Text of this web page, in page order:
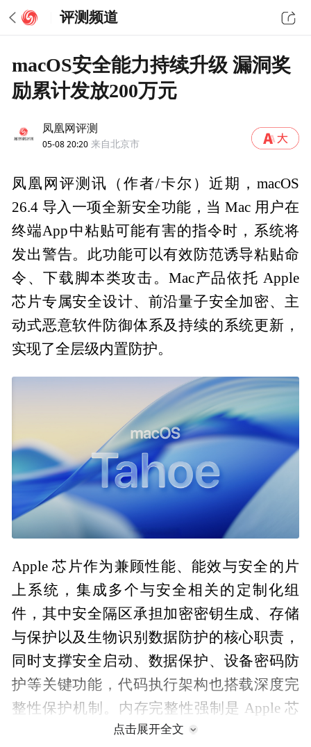
评测频道
macOS安全能力持续升级 漏洞奖
励累计发放200万元
凤凰网评测
05-08 20:20 来自北京市
凤凰网评测讯（作者/卡尔）近期，macOS
26.4 导入一项全新安全功能，当 Mac 用户在
终端App中粘贴可能有害的指令时，系统将
发出警告。此功能可以有效防范诱导粘贴命
令、下载脚本类攻击。Mac产品依托 Apple
芯片专属安全设计、前沿量子安全加密、主
动式恶意软件防御体系及持续的系统更新，
实现了全层级内置防护。
Apple 芯片作为兼顾性能、能效与安全的片
上系统，集成多个与安全相关的定制化组
件，其中安全隔区承担加密密钥生成、存储
与保护以及生物识别数据防护的核心职责，
同时支撑安全启动、数据保护、设备密码防
护等关键功能，代码执行架构也搭载深度完
整性保护机制。内存完整性强制是 Apple 芯
片最新落地的安全能力，该功能随 iPhone 17
点击展开全文